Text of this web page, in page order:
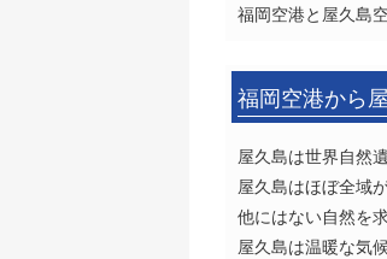
福岡空港と屋久島
福岡空港から
屋久島は世界自然
屋久島はほぼ全域
他にはない自然を
屋久島は温暖な気